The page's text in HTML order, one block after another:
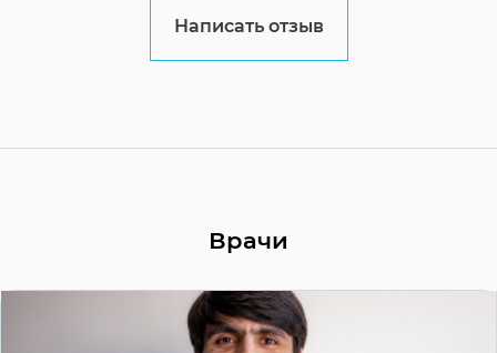
Написать отзыв
Врачи